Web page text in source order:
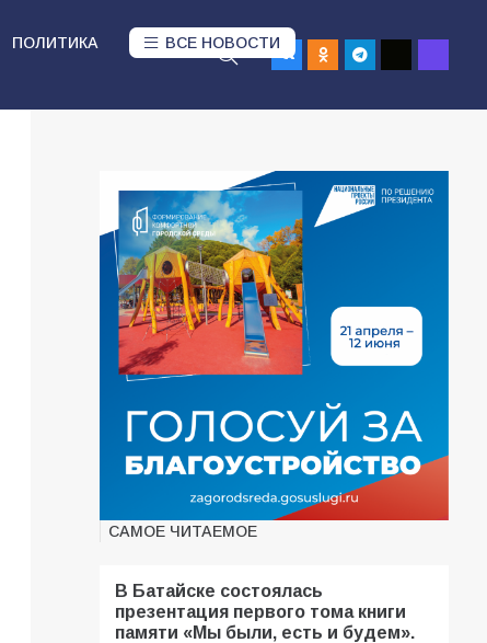
ПОЛИТИКА ВСЕ НОВОСТИ
САМОЕ ЧИТАЕМОЕ
В Батайске состоялась
презентация первого тома книги
памяти «Мы были, есть и будем».